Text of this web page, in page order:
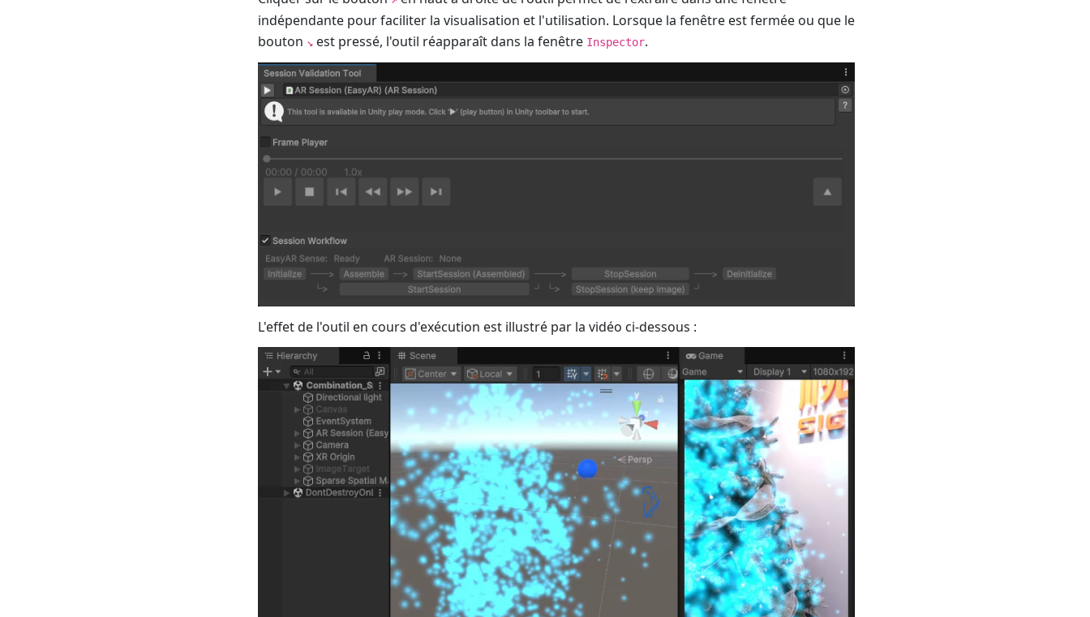
indépendante pour faciliter la visualisation et l'utilisation. Lorsque la fenêtre est fermée ou que le
bouton ↘est pressé, l'outil réapparaît dans la fenêtre Inspector.
L'effet de l'outil en cours d'exécution est illustré par la vidéo ci-dessous :